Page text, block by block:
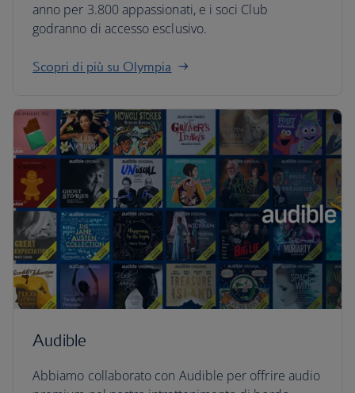
anno per 3.800 appassionati, e i soci Club
godranno di accesso esclusivo.
Scopri di più su Olympia
Audible
Abbiamo collaborato con Audible per offrire audio